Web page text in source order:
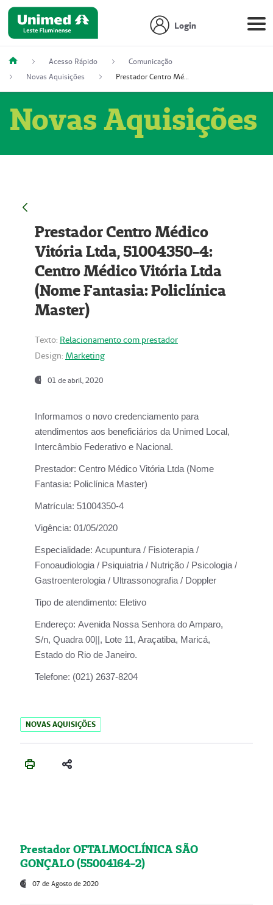
Login
Acesso Rápido
Comunicação
Novas Aquisições
Prestador Centro Médico Vitória Ltda, 51004350-4: Centro Médico Vitória Ltda (Nome Fantasia: Policlínica Master)
Novas Aquisições
Prestador Centro Médico
Vitória Ltda, 51004350-4:
Centro Médico Vitória Ltda
(Nome Fantasia: Policlínica
Master)
Texto: Relacionamento com prestador
Design: Marketing
01 de abril, 2020
Informamos o novo credenciamento para
atendimentos aos beneficiários da Unimed Local,
Intercâmbio Federativo e Nacional.
Prestador: Centro Médico Vitória Ltda (Nome
Fantasia: Policlínica Master)
Matrícula: 51004350-4
Vigência: 01/05/2020
Especialidade: Acupuntura / Fisioterapia /
Fonoaudiologia / Psiquiatria / Nutrição / Psicologia /
Gastroenterologia / Ultrassonografia / Doppler
Tipo de atendimento: Eletivo
Endereço: Avenida Nossa Senhora do Amparo,
S/n, Quadra 00||, Lote 11, Araçatiba, Maricá,
Estado do Rio de Janeiro.
Telefone: (021) 2637-8204
NOVAS AQUISIÇÕES
Prestador OFTALMOCLÍNICA SÃO
GONÇALO (55004164-2)
07 de Agosto de 2020